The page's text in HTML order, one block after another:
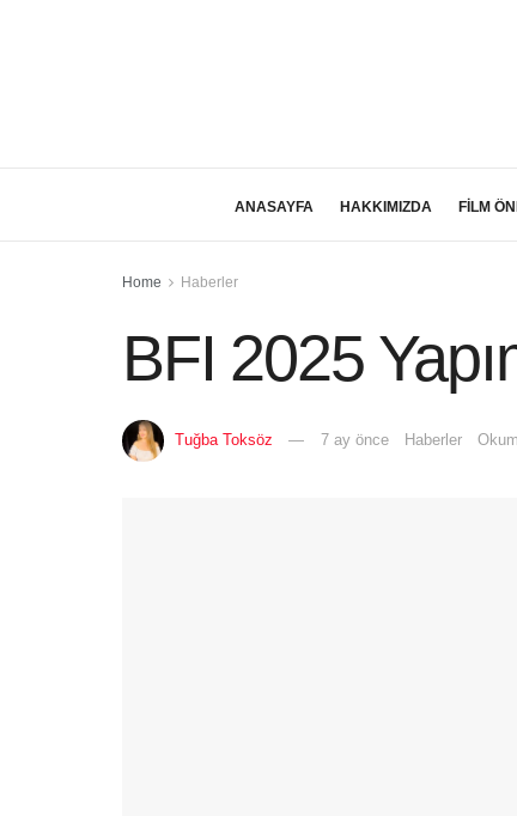
ANASAYFA HAKKIMIZDA FİLM
Home Haberler
BFI 2025
Tuğba Toksöz 7 ay önce Haberler